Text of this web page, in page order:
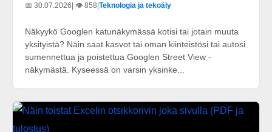
📅 30.07.2026| 👁️ 858|Teknologia ja tekoäly
Näkyykö Googlen katunäkymässä kotisi tai jotain muuta
yksityistä? Näin saat kasvot tai oman kiinteistösi tai autosi
sumennettua ja poistettua Googlen Street View -
näkymästä. Kyseessä on varsin yksinke...